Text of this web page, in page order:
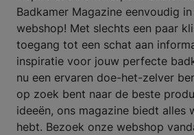
Badkamer Magazine eenvoudig
webshop! Met slechts een paar
toegang tot een schat aan
inspiratie voor jouw perfecte
nu een ervaren doe-het-zelver
op zoek bent naar de beste
ideeën, ons magazine biedt alles
hebt. Bezoek onze webshop